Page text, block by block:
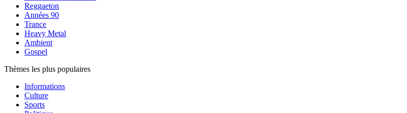
Reggaeton
Années 90
Trance
Heavy Metal
Ambient
Gospel
Thèmes les plus populaires
Informations
Culture
Sports